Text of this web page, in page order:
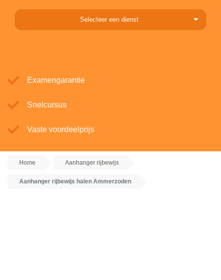
Selecteer een dienst
Examengarantie
Snelcursus
Vaste voordeelprijs
Home Aanhanger rijbewijs
Aanhanger rijbewijs halen Ammerzoden